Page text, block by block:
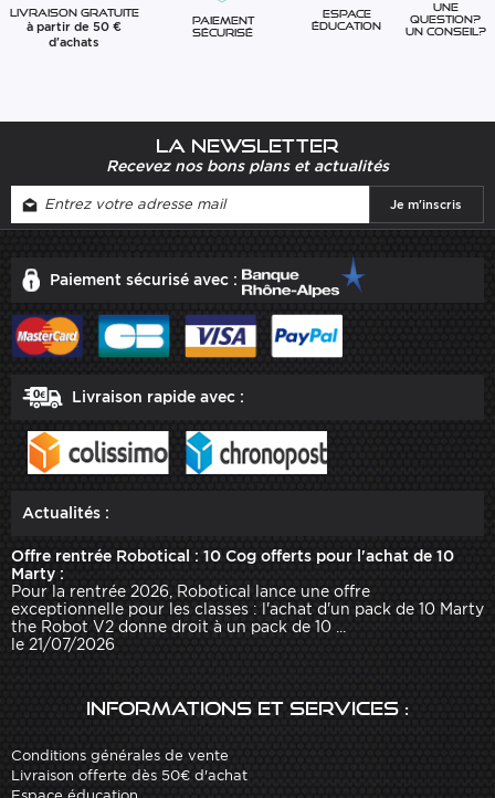
Livraison gratuite
à partir de 50 €
d'achats
Paiement
sécurisé
Espace
éducation
Une
question?
Un conseil?
La newsletter
Recevez nos bons plans et actualités
Paiement sécurisé avec :
Livraison rapide avec :
Actualités :
Offre rentrée Robotical : 10 Cog offerts pour l'achat de 10
Marty :
Pour la rentrée 2026, Robotical lance une offre
exceptionnelle pour les classes : l'achat d'un pack de 10 Marty
the Robot V2 donne droit à un pack de 10 ...
le 21/07/2026
Informations et services :
Conditions générales de vente
Livraison offerte dès 50€ d'achat